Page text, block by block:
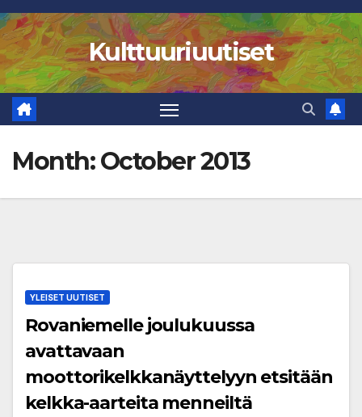
Skip
to
content
Kulttuuriuutiset
Month:October 2013
YLEISET UUTISET
Rovaniemelle joulukuussa
avattavaan
moottorikelkkanäyttelyyn etsitään
kelkka-aarteita menneiltä